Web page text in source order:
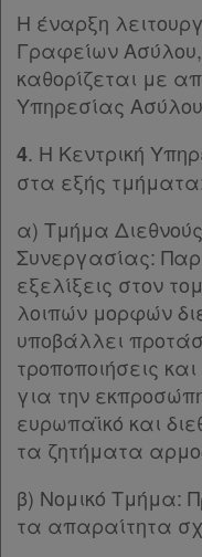
ΚΕΦΑΛΑΙΟ
Άρθρο 18
Παρ.1
Παρ.2
Άρθρο 19
Παρ.1
Παρ.2
Παρ.3
Παρ.5
Άρθρο 20
Παρ.1
Παρ.2
Παρ.3
Παρ.4
Παρ.5
Παρ.6
Παρ.8
Παρ.9
Η έναρξη
Γραφείων
καθορίζεται με
Υπηρεσίας
4. Η Κεντρική
στα εξής
α) Τμήμα
Συνεργασίας:
εξελίξεις στον
λοιπών μορφών
υποβάλλει
τροποποιήσεις
για την
ευρωπαϊκό και
τα ζητήματα
β) Νομικό Τμήμα:
τα απαραίτητα